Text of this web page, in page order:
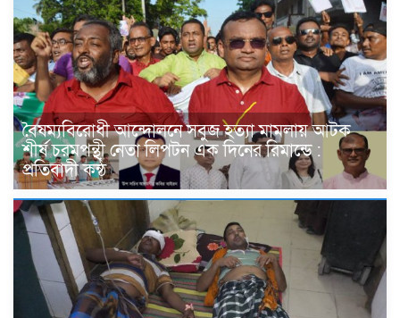
বৈষম্যবিরোধী আন্দোলনে সবুজ হত্যা মামলায় আটক
শীর্ষ চরমপন্থী নেতা লিপটন এক দিনের রিমান্ডে :
প্রতিবাদী কন্ঠ